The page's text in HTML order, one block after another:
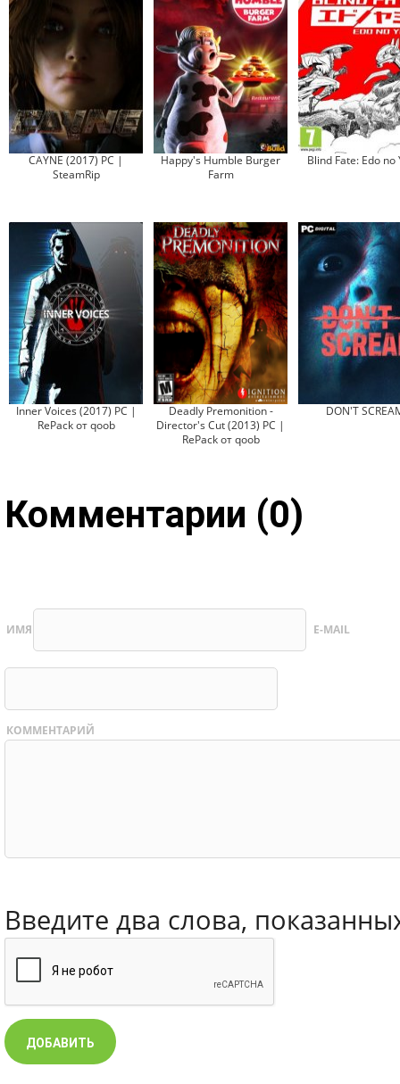
CAYNE (2017) РС |
SteamRip
Happy's Humble Burger
Farm
Blind Fate: Edo no
Inner Voices (2017) PC |
RePack от qoob
Deadly Premonition -
Director's Cut (2013) PC |
RePack от qoob
DON'T
Комментарии (0)
ИМЯ E-MAIL
КОММЕНТАРИЙ
Введите два слова,